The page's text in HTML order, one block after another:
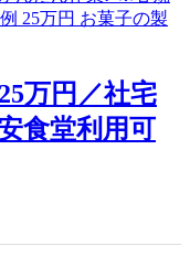
万円／社宅
食堂利用可